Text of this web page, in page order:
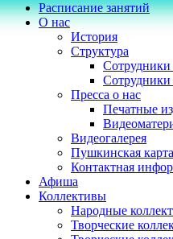
Расписание занятий
О нас
История
Структура
Пресса о нас
Печатные
Видеогалерея
Пушкинская карта
Контактная
Афиша
Коллективы
Народные
Творческие